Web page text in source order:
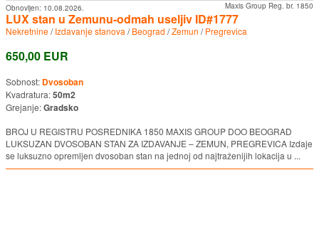
Maxis Group Reg. br. 1850
Obnovljen: 10.08.2026.
LUX stan u Zemunu-odmah useljiv ID#1777
Nekretnine/Izdavanje stanova /Beograd /Zemun /Pregrevica
650,00 EUR
Sobnost: Dvosoban
Kvadratura:50m2
Grejanje:Gradsko
BROJ U REGISTRU POSREDNIKA 1850 MAXIS GROUP DOO BEOGRAD
LUKSUZAN DVOSOBAN STAN ZA IZDAVANJE – ZEMUN, PREGREVICA Izdaje
se luksuzno opremljen dvosoban stan na jednoj od najtraženijih lokacija u ...